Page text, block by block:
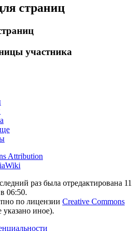
страниц
участника
раз была отредактирована 11
06:50.
по лицензии Creative Commons
указано иное).